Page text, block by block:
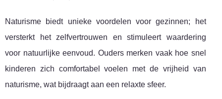
Naturisme biedt unieke voordelen voor gezinnen; het
versterkt het zelfvertrouwen en stimuleert waardering
voor natuurlijke eenvoud. Ouders merken vaak hoe snel
kinderen zich comfortabel voelen met de vrijheid van
naturisme, wat bijdraagt aan een relaxte sfeer.